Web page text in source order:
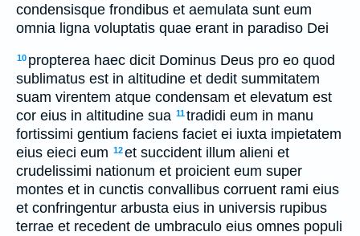
condensisque frondibus et aemulata sunt eum
omnia ligna voluptatis quae erant in paradiso Dei
10 propterea haec dicit Dominus Deus pro eo quod
sublimatus est in altitudine et dedit summitatem
suam virentem atque condensam et elevatum est
cor eius in altitudine sua 11tradidi eum in manu
fortissimi gentium faciens faciet ei iuxta impietatem
eius eieci eum 12et succident illum alieni et
crudelissimi nationum et proicient eum super
montes et in cunctis convallibus corruent rami eius
et confringentur arbusta eius in universis rupibus
terrae et recedent de umbraculo eius omnes populi